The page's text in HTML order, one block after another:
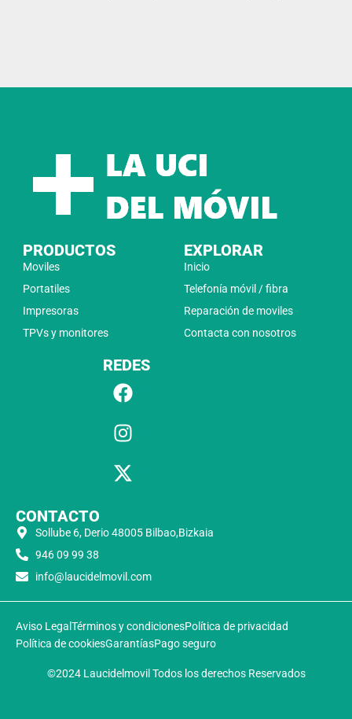
PRODUCTOS
Moviles
Portatiles
Impresoras
TPVs y monitores
EXPLORAR
Inicio
Telefonía móvil / fibra
Reparación de moviles
Contacta con nosotros
REDES
CONTACTO
Sollube 6, Derio 48005 Bilbao,Bizkaia
946 09 99 38
info@laucidelmovil.com
Aviso Legal Términos y condicionesPolítica de privacidad
Política de cookiesGarantíasPago seguro
©2024 Laucidelmovil Todos los derechos Reservados